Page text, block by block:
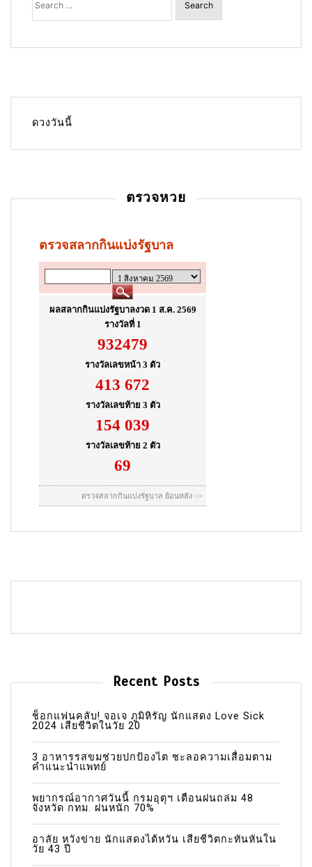
i
for:
ดวงวันนี้
ตรวจหวย
Recent Posts
ช็อกแฟนคลับ! จอเจ ภูมิหิรัญ นักแสดง Love Sick
2024 เสียชีวิตในวัย 20
3 อาหารรสขมช่วยปกป้องไต ชะลอความเสื่อมตาม
คำแนะนำแพทย์
พยากรณ์อากาศวันนี้ กรมอุตุฯ เตือนฝนถล่ม 48
จังหวัด กทม. ฝนหนัก 70%
อาลัย หวังข่าย นักแสดงไต้หวัน เสียชีวิตกะทันหันใน
วัย 43 ปี